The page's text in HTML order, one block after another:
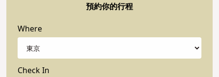
預約你的行程
Where
Check In